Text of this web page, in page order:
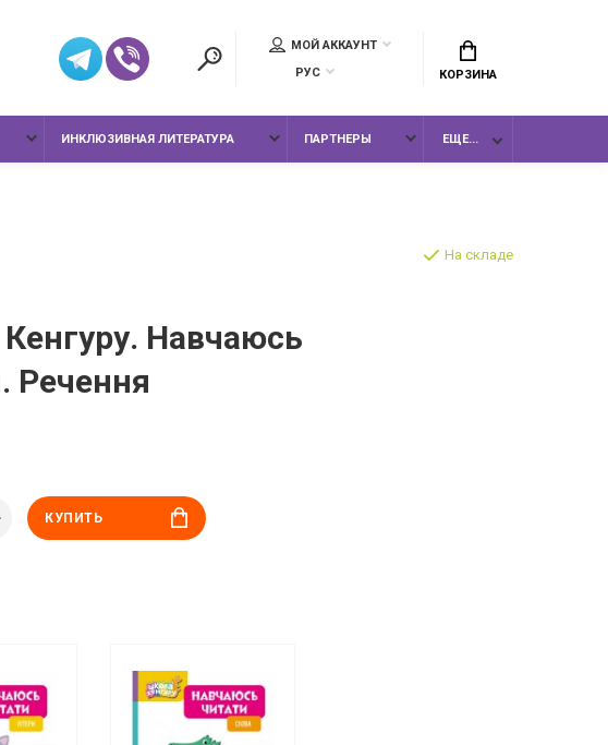
МОЙ АККАУНТ
РУС
КОРЗИНА
ИНКЛЮЗИВНАЯ ЛИТЕРАТУРА ПАРТНЕРЫ ЕЩЕ...
Навчаюсь
Речення
На складе
КУПИТЬ